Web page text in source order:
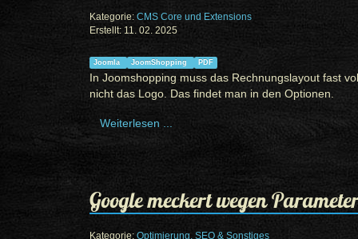
Kategorie: CMS Core und Extensions
Erstellt: 11. 02. 2025
Joomla JoomShopping PDF
In Joomshopping muss das Rechnungslayout fast
nicht das Logo. Das findet man in den Optionen.
Weiterlesen ...
Google meckert wegen
Kategorie: Optimierung, SEO & Sonstiges